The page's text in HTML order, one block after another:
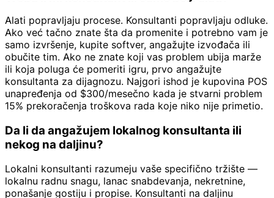
Alati popravljaju procese. Konsultanti popravljaju odluke.
Ako već tačno znate šta da promenite i potrebno vam je
samo izvršenje, kupite softver, angažujte izvođača ili
obučite tim. Ako ne znate koji vas problem ubija marže
ili koja poluga će pomeriti igru, prvo angažujte
konsultanta za dijagnozu. Najgori ishod je kupovina POS
unapređenja od $300/mesečno kada je stvarni problem
15% prekoračenja troškova rada koje niko nije primetio.
Da li da angažujem lokalnog konsultanta ili
nekog na daljinu?
Lokalni konsultanti razumeju vaše specifično tržište —
lokalnu radnu snagu, lanac snabdevanja, nekretnine,
ponašanje gostiju i propise. Konsultanti na daljinu